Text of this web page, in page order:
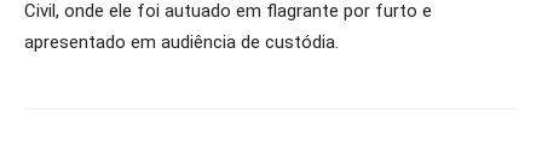
Civil, onde ele foi autuado em flagrante por furto e
apresentado em audiência de custódia.